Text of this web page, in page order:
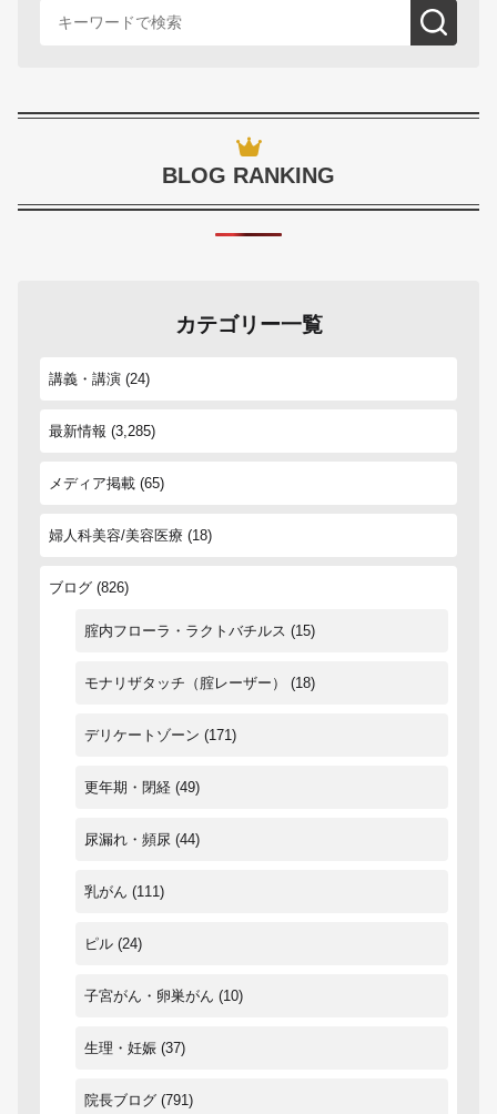
BLOG RANKING
カテゴリー一覧
講義・講演 (24)
最新情報 (3,285)
メディア掲載 (65)
婦人科美容/美容医療 (18)
ブログ (826)
腟内フローラ・ラクトバチルス (15)
モナリザタッチ（腟レーザー） (18)
デリケートゾーン (171)
更年期・閉経 (49)
尿漏れ・頻尿 (44)
乳がん (111)
ピル (24)
子宮がん・卵巣がん (10)
生理・妊娠 (37)
院長ブログ (791)